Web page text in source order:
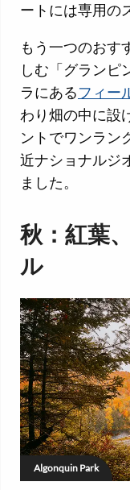
ートには専用の
もう一つのおす
しむ「グランピ
ラにあるフィー
わり畑の中に設
ントでワンラン
近ナショナルジ
ました。
秋：紅葉
ル
Algonquin Park